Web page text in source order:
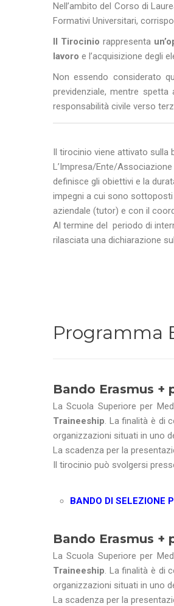
Nell’ambito del Corso di
Formativi Universitari,
Il Tirocinio rappresenta
lavoro e l’acquisizione degli
Non essendo considerato
previdenziale, mentre
responsabilità civile verso
Il tirocinio viene attivato sulla
L’Impresa/Ente/
definisce gli obiettivi e la
impegni a cui sono
aziendale (tutor) e con il
Al termine del periodo di
rilasciata una dichiarazione
Programma
Bando Erasmus +
La Scuola Superiore per
Traineeship. La finalità è di
organizzazioni situati in uno
La scadenza per la
Il tirocinio può svolgersi
BANDO DI SELEZIONE
Bando Erasmus +
La Scuola Superiore per
Traineeship. La finalità è di
organizzazioni situati in uno
La scadenza per la